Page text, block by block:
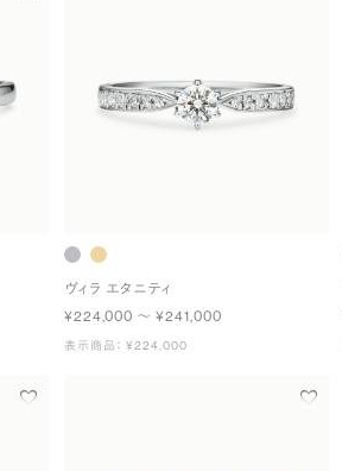
ヴィラ エタニティ
¥224,000 〜 ¥241,000
表示商品： ¥224,000